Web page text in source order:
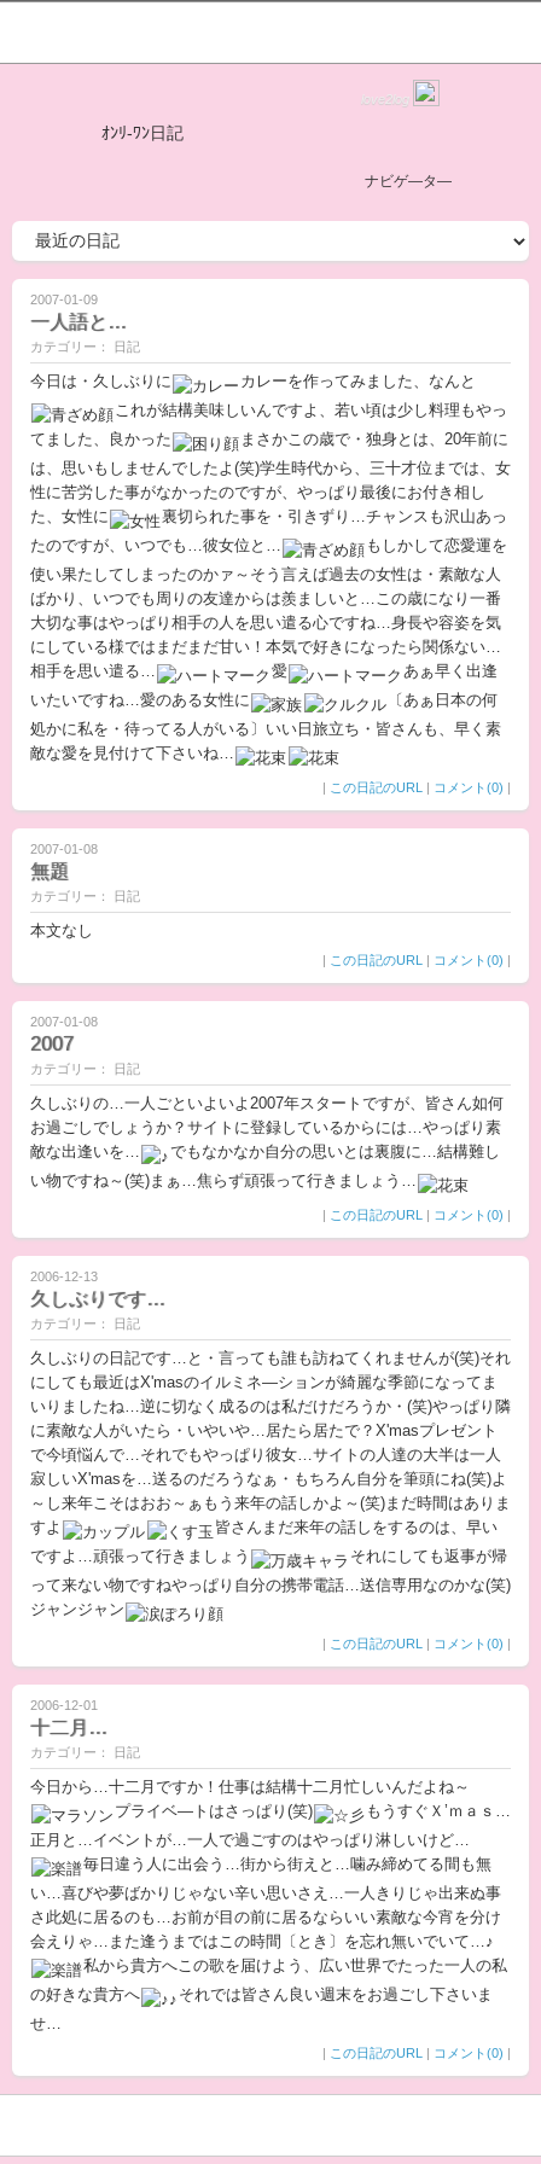
love2log
ｵﾝﾘ-ﾜﾝ日記
ナビゲ―タ―
2007-01-09
一人語と…
カテゴリー： 日記
今日は・久しぶりに
カレーを作ってみました、なんと
これが結構美味しいんですよ、若い頃は少し料理もやっ
てました、良かった
まさかこの歳で・独身とは、20年前に
は、思いもしませんでしたよ(笑)学生時代から、三十才位までは、女
性に苦労した事がなかったのですが、やっぱり最後にお付き相し
た、女性に
裏切られた事を・引きずり…チャンスも沢山あっ
たのですが、いつでも…彼女位と…
もしかして恋愛運を
使い果たしてしまったのかァ～そう言えば過去の女性は・素敵な人
ばかり、いつでも周りの友達からは羨ましいと…この歳になり一番
大切な事はやっぱり相手の人を思い遣る心ですね…身長や容姿を気
にしている様ではまだまだ甘い！本気で好きになったら関係ない…
相手を思い遣る…
愛
あぁ早く出逢
いたいですね…愛のある女性に
〔あぁ日本の何
処かに私を・待ってる人がいる〕いい日旅立ち・皆さんも、早く素
敵な愛を見付けて下さいね…
| この日記のURL | コメント(0) |
2007-01-08
無題
カテゴリー： 日記
本文なし
| この日記のURL | コメント(0) |
2007-01-08
2007
カテゴリー： 日記
久しぶりの…一人ごといよいよ2007年スタートですが、皆さん如何
お過ごしでしょうか？サイトに登録しているからには…やっぱり素
敵な出逢いを…
でもなかなか自分の思いとは裏腹に…結構難し
い物ですね～(笑)まぁ…焦らず頑張って行きましょう…
| この日記のURL | コメント(0) |
2006-12-13
久しぶりです…
カテゴリー： 日記
久しぶりの日記です…と・言っても誰も訪ねてくれませんが(笑)それ
にしても最近はX'masのイルミネ―ションが綺麗な季節になってま
いりましたね…逆に切なく成るのは私だけだろうか・(笑)やっぱり隣
に素敵な人がいたら・いやいや…居たら居たで？X'masプレゼント
で今頃悩んで…それでもやっぱり彼女…サイトの人達の大半は一人
寂しいX'masを…送るのだろうなぁ・もちろん自分を筆頭にね(笑)よ
～し来年こそはおお～ぁもう来年の話しかよ～(笑)まだ時間はありま
すよ
皆さんまだ来年の話しをするのは、早い
ですよ…頑張って行きましょう
それにしても返事が帰
って来ない物ですねやっぱり自分の携帯電話…送信専用なのかな(笑)
ジャンジャン
| この日記のURL | コメント(0) |
2006-12-01
十二月…
カテゴリー： 日記
今日から…十二月ですか！仕事は結構十二月忙しいんだよね～
プライベ―トはさっぱり(笑)
もうすぐＸ’ｍａｓ…
正月と…イベントが…一人で過ごすのはやっぱり淋しいけど…
毎日違う人に出会う…街から街えと…噛み締めてる間も無
い…喜びや夢ばかりじゃない辛い思いさえ…一人きりじゃ出来ぬ事
さ此処に居るのも…お前が目の前に居るならいい素敵な今宵を分け
会えりゃ…また逢うまではこの時間〔とき〕を忘れ無いでいて…♪
私から貴方へこの歌を届けよう、広い世界でたった一人の私
の好きな貴方へ
それでは皆さん良い週末をお過ごし下さいま
せ…
| この日記のURL | コメント(0) |